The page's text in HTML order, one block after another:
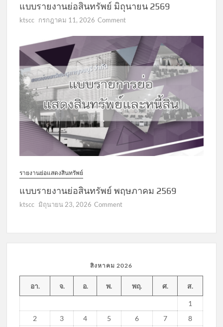
แบบรายงานย่อสินทรัพย์ มิถุนายน 2569
ktscc กรกฎาคม 11, 2026 Commenton
รายงาน
สินทรัพย์
มิถุนายน
2569
รายงานย่อแสดงสินทรัพย์
แบบรายงานย่อสินทรัพย์ พฤษภาคม 2569
ktscc มิถุนายน 23, 2026 Commenton
2569
สิงหาคม 2026
อา. จ. อ. พ. พฤ. ศ. ส.
1
2
3 4 5 6 7 8